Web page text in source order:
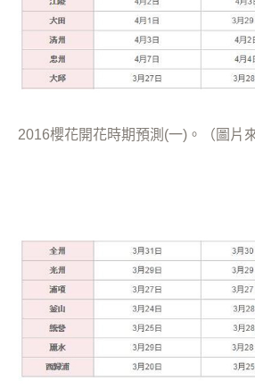
2016櫻花開花時期預測(一)。（圖片